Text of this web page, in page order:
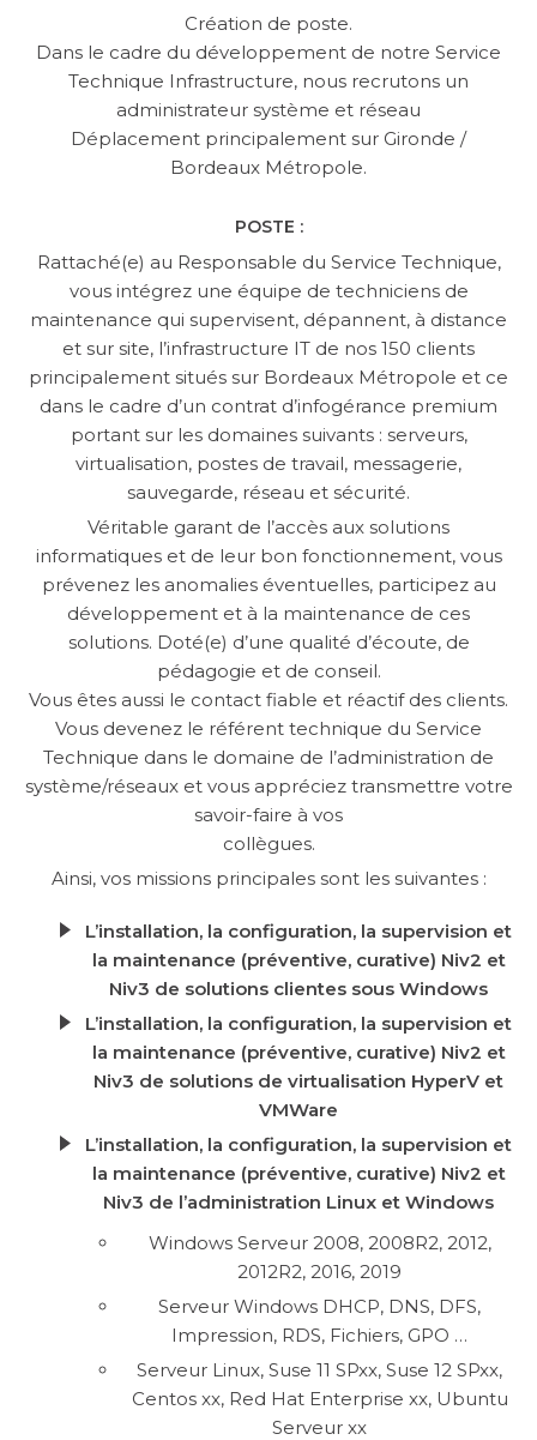
Création de poste.
Dans le cadre du développement de notre Service
Technique Infrastructure, nous recrutons un
administrateur système et réseau
Déplacement principalement sur Gironde /
Bordeaux Métropole.
POSTE :
Rattaché(e) au Responsable du Service Technique,
vous intégrez une équipe de techniciens de
maintenance qui supervisent, dépannent, à distance
et sur site, l’infrastructure IT de nos 150 clients
principalement situés sur Bordeaux Métropole et ce
dans le cadre d’un contrat d’infogérance premium
portant sur les domaines suivants : serveurs,
virtualisation, postes de travail, messagerie,
sauvegarde, réseau et sécurité.
Véritable garant de l’accès aux solutions
informatiques et de leur bon fonctionnement, vous
prévenez les anomalies éventuelles, participez au
développement et à la maintenance de ces
solutions. Doté(e) d’une qualité d’écoute, de
pédagogie et de conseil.
Vous êtes aussi le contact fiable et réactif des clients.
Vous devenez le référent technique du Service
Technique dans le domaine de l’administration de
système/réseaux et vous appréciez transmettre votre
savoir-faire à vos
collègues.
Ainsi, vos missions principales sont les suivantes :
L’installation, la configuration, la supervision et
la maintenance (préventive, curative) Niv2 et
Niv3 de solutions clientes sous Windows
L’installation, la configuration, la supervision et
la maintenance (préventive, curative) Niv2 et
Niv3 de solutions de virtualisation HyperV et
VMWare
L’installation, la configuration, la supervision et
la maintenance (préventive, curative) Niv2 et
Niv3 de l’administration Linux et Windows
Windows Serveur 2008, 2008R2, 2012,
2012R2, 2016, 2019
Serveur Windows DHCP, DNS, DFS,
Impression, RDS, Fichiers, GPO …
Serveur Linux, Suse 11 SPxx, Suse 12 SPxx,
Centos xx, Red Hat Enterprise xx, Ubuntu
Serveur xx